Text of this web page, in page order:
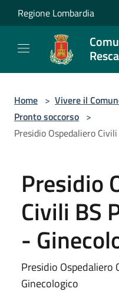
Salta al contenuto principale
Regione Lombardia
Home > Vivere il
Pronto soccorso >
Presidio Ospedaliero
Presidio
Civili BS
-
Presidio Ospedaliero
Ginecologico